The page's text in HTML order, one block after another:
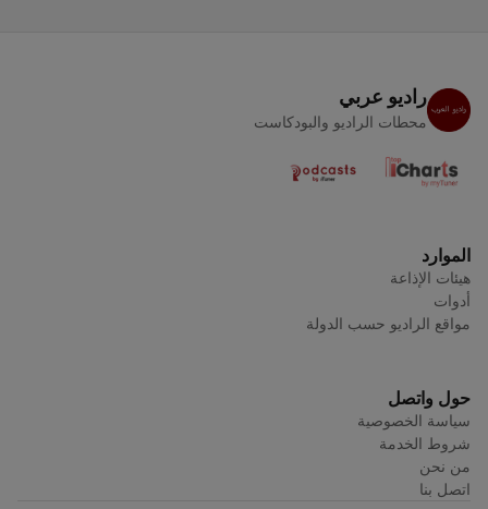
راديو عربي
محطات الراديو والبودكاست
الموارد
هيئات الإذاعة
أدوات
مواقع الراديو حسب الدولة
حول واتصل
سياسة الخصوصية
شروط الخدمة
من نحن
اتصل بنا